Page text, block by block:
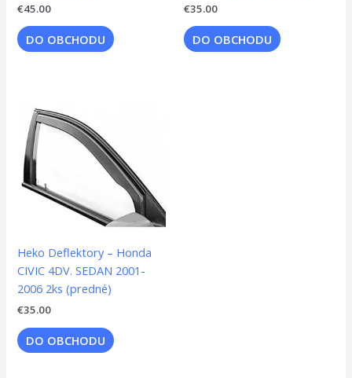
€45.00
DO OBCHODU
€35.00
DO OBCHODU
Heko Deflektory – Honda
CIVIC 4DV. SEDAN 2001-
2006 2ks (predné)
€35.00
DO OBCHODU